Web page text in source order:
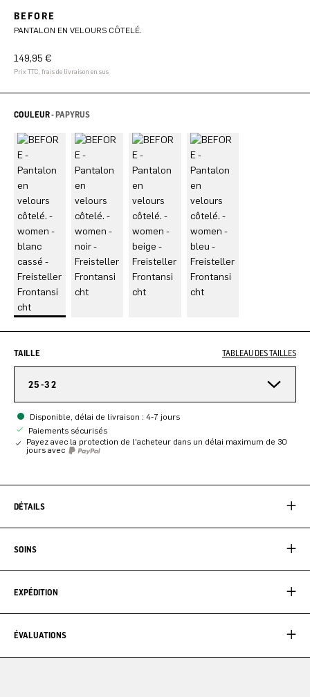
BEFORE
PANTALON EN VELOURS CÔTELÉ.
149,95 €
Prix TTC, frais de livraison en sus
COULEUR -PAPYRUS
TAILLE TABLEAU DES TAILLES
25-32
Disponible, délai de livraison : 4-7 jours
Paiements sécurisés
Payez avec la protection de l'acheteur dans un délai maximum de 30
jours avec
DÉTAILS
SOINS
EXPÉDITION
ÉVALUATIONS